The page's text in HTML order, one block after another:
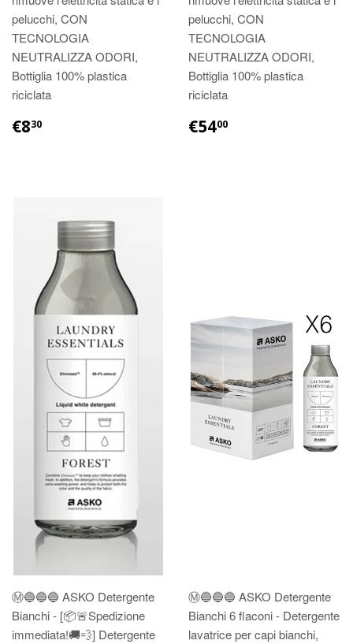
pelucchi, CON
TECNOLOGIA
NEUTRALIZZA ODORI,
Bottiglia 100% plastica
riciclata
€830
pelucchi, CON
TECNOLOGIA
NEUTRALIZZA ODORI,
Bottiglia 100% plastica
riciclata
€5400
Ⓜ️🔵🔵🔵 ASKO Detergente
Bianchi - [📦🚨Spedizione
immediata!🚚💨] Detergente
Ⓜ️🔵🔵🔵 ASKO Detergente
Bianchi 6 flaconi - Detergente
lavatrice per capi bianchi,